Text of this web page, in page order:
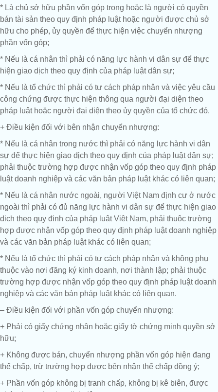
* Là chủ sở hữu phần vốn góp trong hoặc là người có quyền
bán tài sản theo quy định pháp luật hoặc người được chủ sở
hữu cho phép, ủy quyền để thực hiện việc chuyển nhượng
phần vốn góp;
* Nếu là cá nhân thì phải có năng lực hành vi dân sự để thực
hiện giao dịch theo quy định của pháp luật dân sự;
* Nếu là tổ chức thì phải có tư cách pháp nhân và việc yêu cầu
công chứng được thực hiện thông qua người đại diện theo
pháp luật hoặc người đại diện theo ủy quyền của tổ chức đó.
+ Điều kiện đối với bên nhận chuyển nhượng:
* Nếu là cá nhân trong nước thì phải có năng lực hành vi dân
sự để thực hiện giao dịch theo quy định của pháp luật dân sự;
phải thuộc trường hợp được nhận vốp góp theo quy định pháp
luật doanh nghiệp và các văn bản pháp luật khác có liên quan;
* Nếu là cá nhân nước ngoài, người Việt Nam định cư ở nước
ngoài thì phải có đủ năng lực hành vi dân sự để thực hiện giao
dịch theo quy định của pháp luật Việt Nam, phải thuộc trường
hợp được nhận vốp góp theo quy định pháp luật doanh nghiệp
và các văn bản pháp luật khác có liên quan;
* Nếu là tổ chức thì phải có tư cách pháp nhân và không phụ
thuộc vào nơi đăng ký kinh doanh, nơi thành lập; phải thuộc
trường hợp được nhận vốp góp theo quy định pháp luật doanh
nghiệp và các văn bản pháp luật khác có liên quan.
– Điều kiện đối với phần vốn góp chuyển nhượng:
+ Phải có giấy chứng nhận hoặc giấy tờ chứng minh quyền sở
hữu;
+ Không được bán, chuyển nhượng phần vốn góp hiện đang
thế chấp, trừ trường hợp được bên nhận thế chấp đồng ý;
+ Phần vốn góp không bị tranh chấp, không bị kê biên, được